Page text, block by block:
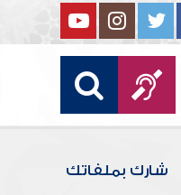
شارك بملفاتك